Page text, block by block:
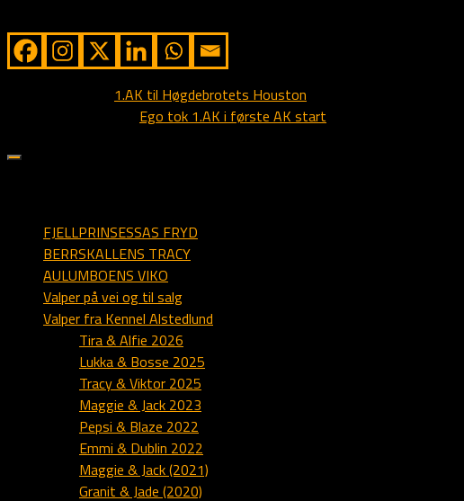
1.AK til Høgdebrotets Houston
Ego tok 1.AK i første AK start
FJELLPRINSESSAS FRYD
BERRSKALLENS TRACY
AULUMBOENS VIKO
Valper på vei og til salg
Valper fra Kennel Alstedlund
Tira & Alfie 2026
Lukka & Bosse 2025
Tracy & Viktor 2025
Maggie & Jack 2023
Pepsi & Blaze 2022
Emmi & Dublin 2022
Maggie & Jack (2021)
Granit & Jade (2020)